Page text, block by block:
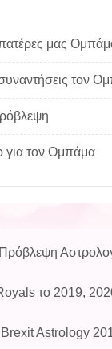
πατέρες μας
τον
για τον Ομπάμα
το 2019,
Astrology